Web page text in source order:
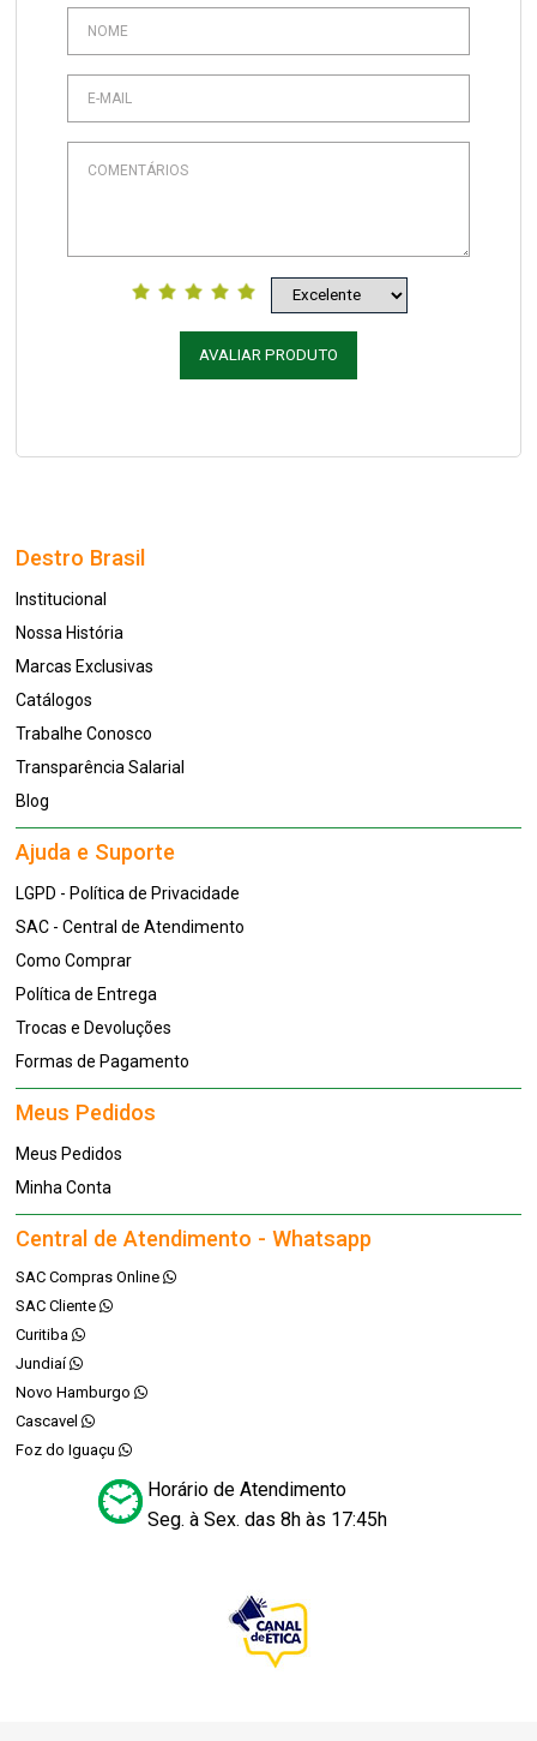
AVALIAR PRODUTO
Destro Brasil
Institucional
Nossa História
Marcas Exclusivas
Catálogos
Trabalhe Conosco
Transparência Salarial
Blog
Ajuda e Suporte
LGPD - Política de Privacidade
SAC - Central de Atendimento
Como Comprar
Política de Entrega
Trocas e Devoluções
Formas de Pagamento
Meus Pedidos
Meus Pedidos
Minha Conta
Central de Atendimento - Whatsapp
SAC Compras Online
SAC Cliente
Curitiba
Jundiaí
Novo Hamburgo
Cascavel
Foz do Iguaçu
Horário de Atendimento
Seg. à Sex. das 8h às 17:45h